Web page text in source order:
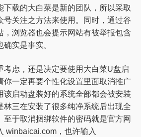
下载的大白菜是新的团队，所以采取
号关注之方法来使用。同时，通过谷
，浏览器也会提示网站有被举报包含
实是事实。
考虑，还是决定要使用大白菜U盘启
你一定再要个性化设置里面取消推广
该启动盘装好的系统全部都会被安装
林三在安装了很多纯净系统后出现全
至于取消捆绑软件的密码就是官方网
winbaicai.com，也许输入